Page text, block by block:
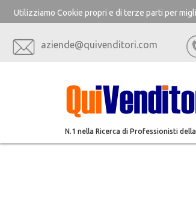
Utilizziamo Cookie propri e di terze parti per
aziende@quivenditori.com
N.1 nella Ricerca di Professionisti